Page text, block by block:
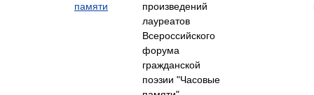
памяти
произведений
лауреатов
Всероссийского
форума
гражданской
поэзии "Часовые